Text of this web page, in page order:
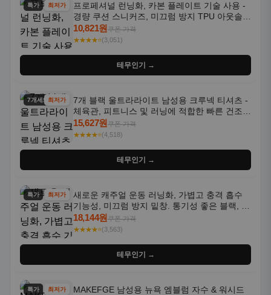
특가 최저가
프로페셔널 런닝화, 카본 플레이트 기술 사용 -
경량 쿠션 스니커즈, 미끄럼 방지 TPU 아웃솔,
통기성 화이트-퍼플 그라데이션, 헬스, 트레이
닝 - 남성용, 여성용, 모든 계절에 적합
10,821원쿠폰 가격
★★★★⭐(3,051)
테무인기 →
7개세트최저가
7개 블랙 울트라라이트 남성용 크루넥 티셔츠 -
체육관, 피트니스 및 러닝에 적합한 빠른 건조,
통기성 좋은 수분 흡수 반팔 운동복
15,627원쿠폰 가격
★★★★⭐(4,518)
테무인기 →
특가 최저가
새로운 캐주얼 운동 러닝화, 가볍고 충격 흡수
기능성, 미끄럼 방지 밑창. 통기성 좋은 블랙, 화
이트, 퍼플 그라데이션 색상
18,144원쿠폰 가격
★★★★⭐(3,563)
테무인기 →
특가 최저가 MAKEFGE 남성용 뉴욕 엠블럼 자수 & 워시드